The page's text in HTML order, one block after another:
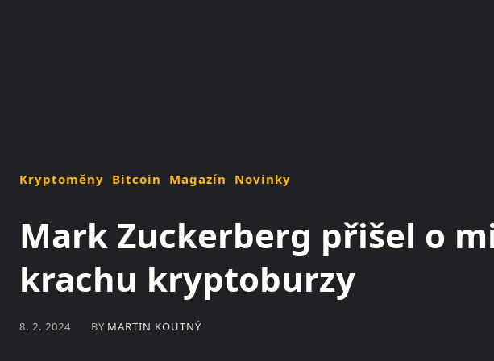
Kryptoměny Bitcoin Magazín Novinky
Mark Zuckerberg přišel o
krachu kryptoburzy
8. 2. 2024 BY MARTIN KOUTNÝ